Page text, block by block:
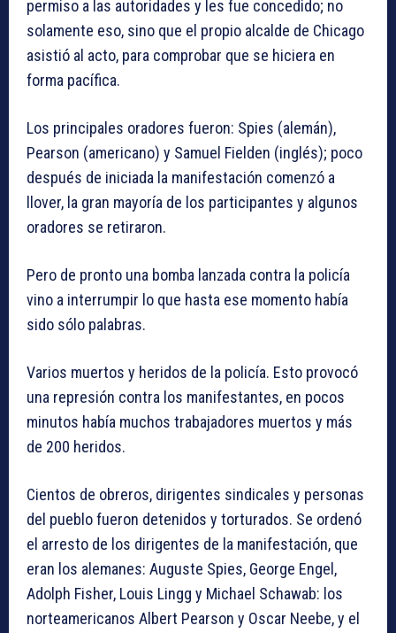
permiso a las autoridades y les fue concedido; no
solamente eso, sino que el propio alcalde de Chicago
asistió al acto, para comprobar que se hiciera en
forma pacífica.
Los principales oradores fueron: Spies (alemán),
Pearson (americano) y Samuel Fielden (inglés); poco
después de iniciada la manifestación comenzó a
llover, la gran mayoría de los participantes y algunos
oradores se retiraron.
Pero de pronto una bomba lanzada contra la policía
vino a interrumpir lo que hasta ese momento había
sido sólo palabras.
Varios muertos y heridos de la policía. Esto provocó
una represión contra los manifestantes, en pocos
minutos había muchos trabajadores muertos y más
de 200 heridos.
Cientos de obreros, dirigentes sindicales y personas
del pueblo fueron detenidos y torturados. Se ordenó
el arresto de los dirigentes de la manifestación, que
eran los alemanes: Auguste Spies, George Engel,
Adolph Fisher, Louis Lingg y Michael Schawab: los
norteamericanos Albert Pearson y Oscar Neebe, y el